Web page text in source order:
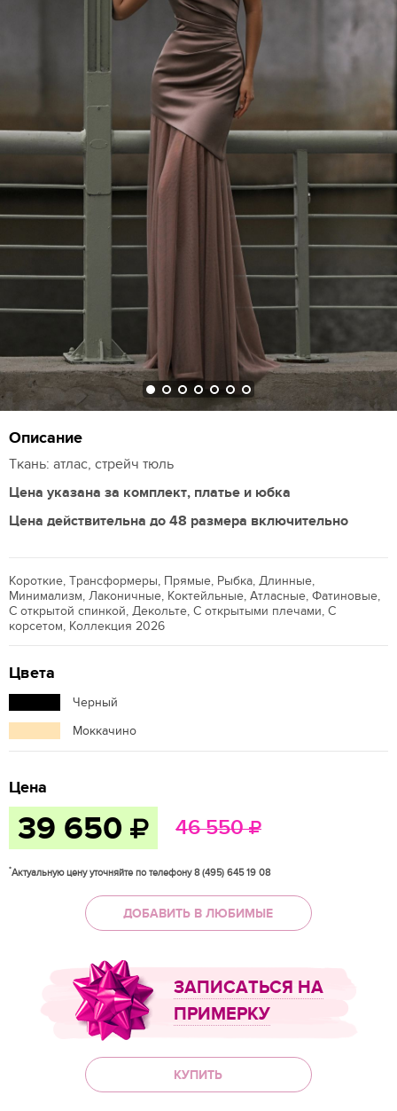
Описание
Ткань: атлас, стрейч тюль
Цена указана за комплект, платье и юбка
Цена действительна до 48 размера включительно
Короткие, Трансформеры, Прямые, Рыбка, Длинные,
Минимализм, Лаконичные, Коктейльные, Атласные, Фатиновые,
С открытой спинкой, Декольте, С открытыми плечами, С
корсетом, Коллекция 2026
Цвета
Черный
Моккачино
Цена
39 650 46 550
*Актуальную цену уточняйте по телефону 8 (495) 645 19 08
ДОБАВИТЬ В ЛЮБИМЫЕ
ЗАПИСАТЬСЯ НА
ПРИМЕРКУ
КУПИТЬ